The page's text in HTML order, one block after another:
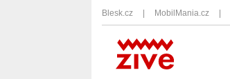
Blesk.cz MobilMania.cz